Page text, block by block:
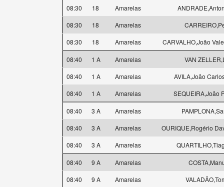
08:30 18 Amarelas
08:30
18 Amarelas
08:30
18 Amarelas CARVALHO,João
08:40 1 A Amarelas
VAN
08:40
1 A Amarelas
AVILA,João
08:40
1 A Amarelas SEQUEIRA,João
08:40 3 A Amarelas
08:40
3 A Amarelas
OURIQUE,Rogério
08:40
3 A Amarelas
08:40 9 A Amarelas
08:40
9 A Amarelas